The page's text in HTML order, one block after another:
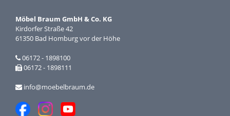
Möbel Braum GmbH & Co. KG
Kirdorfer Straße 42
61350 Bad Homburg vor der Höhe
06172 - 1898100
06172 - 1898111
info@moebelbraum.de